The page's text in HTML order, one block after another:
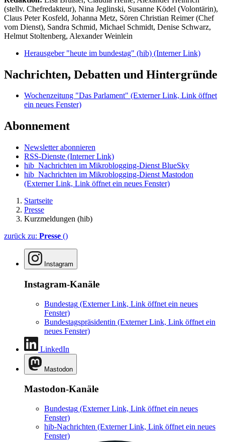
(stellv. Chefredakteur), Nina Jeglinski, Susanne Ködel (Volontärin),
Claus Peter Kosfeld, Johanna Metz, Sören Christian Reimer (Chef
vom Dienst), Sandra Schmid, Michael Schmidt, Denise Schwarz,
Helmut Stoltenberg, Alexander Weinlein
Herausgeber "heute im bundestag" (hib) (Interner Link)
Nachrichten, Debatten und Hintergründe
Wochenzeitung "Das Parlament" (Externer Link, Link öffnet
ein neues Fenster)
Abonnement
Newsletter abonnieren
RSS-Dienste (Interner Link)
hib_Nachrichten im Mikroblogging-Dienst BlueSky
hib_Nachrichten im Mikroblogging-Dienst Mastodon
(Externer Link, Link öffnet ein neues Fenster)
Startseite
Presse
Kurzmeldungen (hib)
zurück zu: Presse ()
Instagram
Instagram-Kanäle
Bundestag (Externer Link, Link öffnet ein neues
Fenster)
Bundestagspräsidentin (Externer Link, Link öffnet ein
neues Fenster)
LinkedIn
Mastodon
Mastodon-Kanäle
Bundestag (Externer Link, Link öffnet ein neues
Fenster)
hib-Nachrichten (Externer Link, Link öffnet ein neues
Fenster)